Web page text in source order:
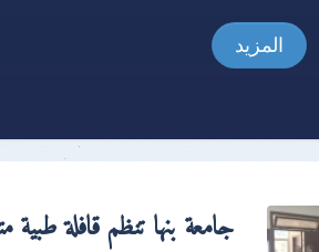
المزيد
جامعة بنها تنظم قافلة